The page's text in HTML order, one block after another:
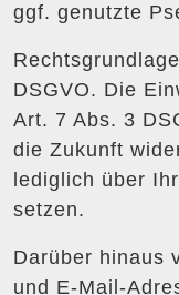
ggf. genutzte
DSGVO. Die
Art. 7 Abs. 3
die Zukunft
lediglich über
setzen.
Darüber hinaus
und E-Mail-